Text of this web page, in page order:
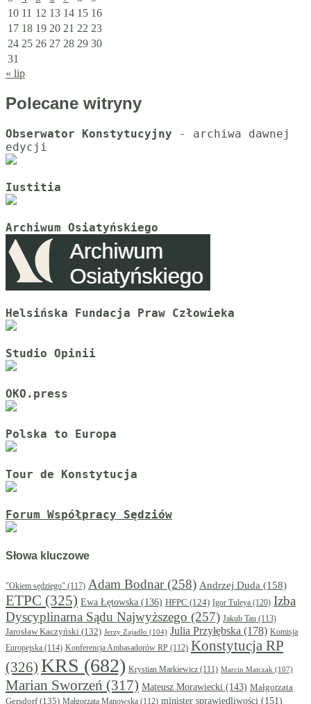
10 11 12 13 14 15 16
17 18 19 20 21 22 23
24 25 26 27 28 29 30
31
« lip
Polecane witryny
Obserwator Konstytucyjny - archiwa dawnej
Iustitia
Archiwum Osiatyńskiego
Helsińska Fundacja Praw Człowieka
Studio Opinii
OKO.press
Polska to Europa
Tour de Konstytucja
Forum Współpracy Sędziów
Słowa kluczowe
"Okiem sędziego" (117) Adam Bodnar(258) Andrzej Duda (158)
ETPC (325) Ewa Łętowska (136) HFPC (124) Igor Tuleya (120) Izba
Dyscyplinarna Sądu Najwyższego (257) Jakub Tau (113)
Jarosław Kaczyński (132) Jerzy Zajadło (104) Julia Przyłębska (178) Komisja
Europejska (114) Konferencja Ambasadorów RP (112) Konstytucja RP
(326) KRS (682) Krystian Markiewicz (111) Marcin Matczak (107)
Marian Sworzeń (317) Mateusz Morawiecki (143) Małgorzata
Gersdorf(135) Małgorzata Manowska (112) minister sprawiedliwości (151)